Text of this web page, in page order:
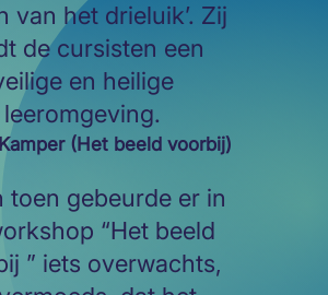
van het drieluik’. Zij
de cursisten een
en heilige
leeromgeving.
(Het beeld voorbij)
gebeurde er in
“Het beeld
” iets overwachts,